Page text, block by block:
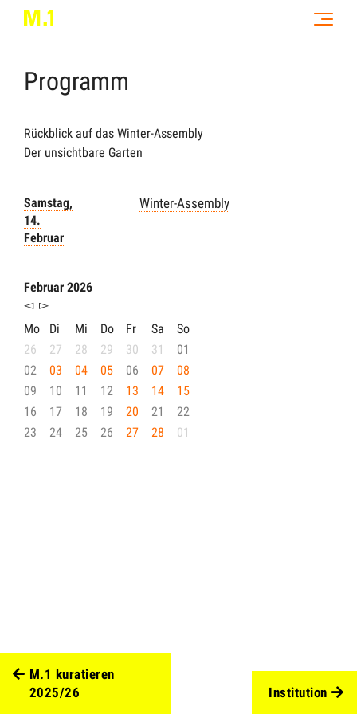
Programm
Rückblick auf das Winter-Assembly
Der unsichtbare Garten
Samstag,
14.
Februar
Winter-Assembly
Februar 2026
◅ ▻
Mo
Di Mi Do Fr Sa
So
26
27 28 29 30 31
01
02
03 04 05 06 07
08
09
10 11 12 13 14
15
16
17 18 19 20 21
22
23
24 25 26 27 28 01
M.1 kuratieren
2025/26
Institution